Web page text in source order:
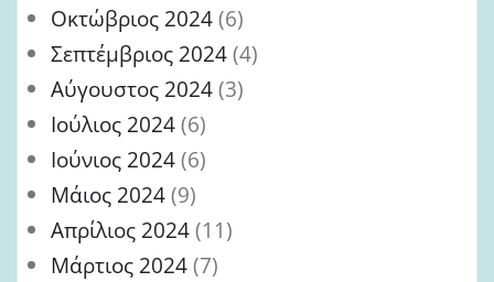
Οκτώβριος 2024(6)
Σεπτέμβριος 2024(4)
Αύγουστος 2024(3)
Ιούλιος 2024(6)
Ιούνιος 2024(6)
Μάιος 2024(9)
Απρίλιος 2024(11)
Μάρτιος 2024(7)